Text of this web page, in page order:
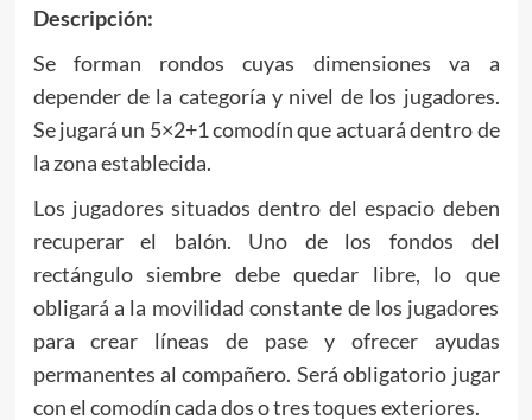
Descripción:
Se forman rondos cuyas dimensiones va a
depender de la categoría y nivel de los jugadores.
Se jugará un 5×2+1 comodín que actuará dentro de
la zona establecida.
Los jugadores situados dentro del espacio deben
recuperar el balón. Uno de los fondos del
rectángulo siembre debe quedar libre, lo que
obligará a la movilidad constante de los jugadores
para crear líneas de pase y ofrecer ayudas
permanentes al compañero. Será obligatorio jugar
con el comodín cada dos o tres toques exteriores.